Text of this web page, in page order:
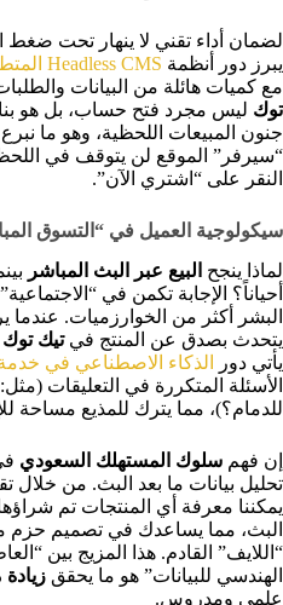
لضمان أداء تقني لا ينهار تحت ضغط
يبرز دور أنظمة Headless CMS المتطورة
مع كميات هائلة من البيانات
توك ليس مجرد فتح حساب، بل هو
جنون المبيعات اللحظية، وهو ما
“سيرفر” الموقع لن يتوقف في
النقر على “اشتري الآن”.
سيكولوجية العميل في “التسوق
لماذا ينجح البيع عبر البث المباشر
أحياناً؟ الإجابة تكمن في
البشر أكثر من الخوارزميات. عندما
يتحدث بصدق عن المنتج فيتيك
يأتي دور
الذكاء الاصطناعي في خدمة
الأسئلة المتكررة في التعليقات
للدمام؟)، مما يترك للمذيع مساحة
إن فهم سلوك المستهلك السعودي
تحليل بيانات ما بعد البث. من خلال
يمكننا معرفة أي المنتجات تم
“اللايف” القادم. هذا المزيج بين
الهندسي للبيانات” هو ما يحقق
علمي ومدروس.